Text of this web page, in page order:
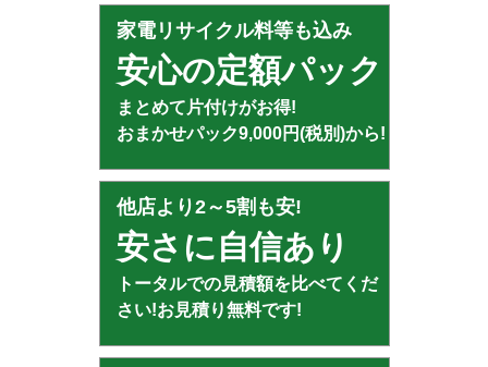
家電リサイクル料等も込み
安心の定額パック
まとめて片付けがお得!
おまかせパック9,000円(税別)から!
他店より2～5割も安!
安さに自信あり
トータルでの見積額を比べてくだ
さい!お見積り無料です!